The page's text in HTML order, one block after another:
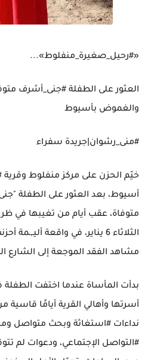
«#رحيل_صغيرة_منفلوط»...
العثور على الطفلة #جنى_أشرف
والغموض بأسيوط
#منى_رشوان|جريدة سفراء
خيّم الحزن على مركز منفلوط
أسيوط، بعد العثور على الطفلة
متوفاة، عقب أيام من تغيبها في
الثلاثاء 6 يناير، في واقعة
مشاهد الفقد الموجعة إلى الشارع
بدأت المأساة عندما اختفت
أسرتها وأهالي القرية أيامًا قاسية
نداءات #استغاثة وبحث متواصل
#التواصل الإجتماعي، ودعوات لم